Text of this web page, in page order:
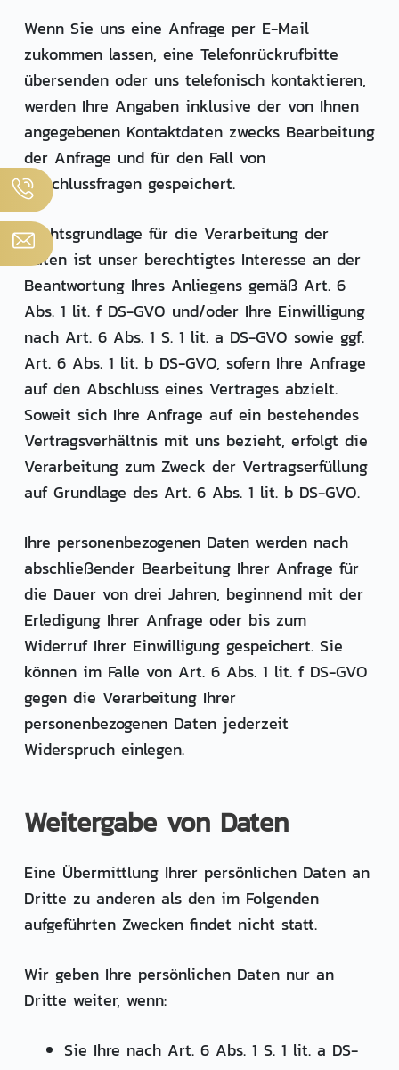
Wenn Sie uns eine Anfrage per E-Mail
zukommen lassen, eine Telefonrückrufbitte
übersenden oder uns telefonisch kontaktieren,
werden Ihre Angaben inklusive der von Ihnen
angegebenen Kontaktdaten zwecks Bearbeitung
der Anfrage und für den Fall von
Anschlussfragen gespeichert.
Rechtsgrundlage für die Verarbeitung der
Daten ist unser berechtigtes Interesse an der
Beantwortung Ihres Anliegens gemäß Art. 6
Abs. 1 lit. f DS-GVO und/oder Ihre Einwilligung
nach Art. 6 Abs. 1 S. 1 lit. a DS-GVO sowie ggf.
Art. 6 Abs. 1 lit. b DS-GVO, sofern Ihre Anfrage
auf den Abschluss eines Vertrages abzielt.
Soweit sich Ihre Anfrage auf ein bestehendes
Vertragsverhältnis mit uns bezieht, erfolgt die
Verarbeitung zum Zweck der Vertragserfüllung
auf Grundlage des Art. 6 Abs. 1 lit. b DS-GVO.
Ihre personenbezogenen Daten werden nach
abschließender Bearbeitung Ihrer Anfrage für
die Dauer von drei Jahren, beginnend mit der
Erledigung Ihrer Anfrage oder bis zum
Widerruf Ihrer Einwilligung gespeichert. Sie
können im Falle von Art. 6 Abs. 1 lit. f DS-GVO
gegen die Verarbeitung Ihrer
personenbezogenen Daten jederzeit
Widerspruch einlegen.
Weitergabe von Daten
Eine Übermittlung Ihrer persönlichen Daten an
Dritte zu anderen als den im Folgenden
aufgeführten Zwecken findet nicht statt.
Wir geben Ihre persönlichen Daten nur an
Dritte weiter, wenn:
Sie Ihre nach Art. 6 Abs. 1 S. 1 lit. a DS-